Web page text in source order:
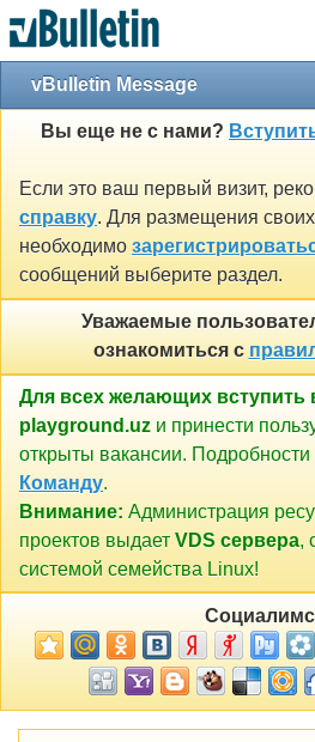
vBulletin Message
Вы еще не с нами?
Если это ваш первый визит,
справку. Для размещения
необходимо
сообщений выберите раздел.
Уважаемые
ознакомиться с
Для всех желающих вступить
playground.uz и принести
открыты вакансии. Подробности
Команду.
Внимание: Администрация
проектов выдает VDS сервера,
системой семейства Linux!